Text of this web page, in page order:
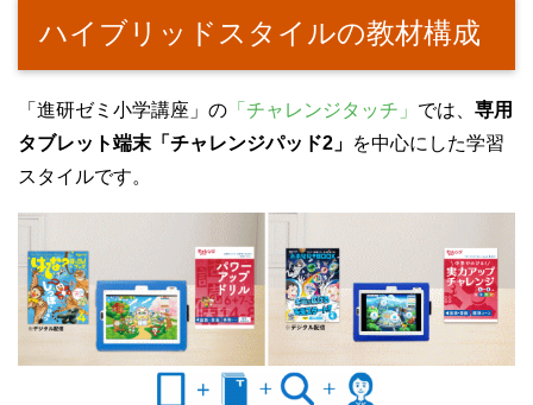
ハイブリッドスタイルの教材構成
「進研ゼミ小学講座」の 「チャレンジタッチ」 では、 専用
タブレット端末「チャレンジパッド2」 を中心にした学習
スタイルです。